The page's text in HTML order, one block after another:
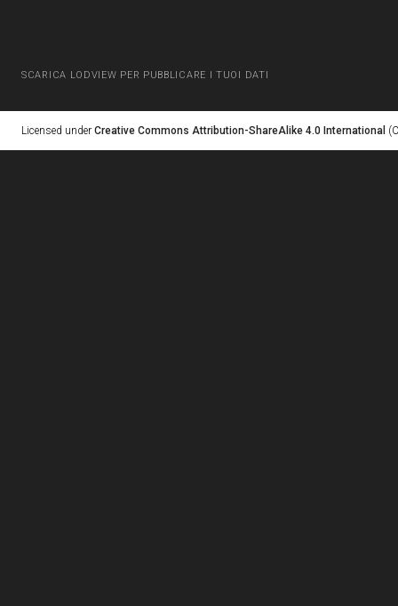
SCARICA LODVIEW PER PUBBLICARE I TUOI DATI
Licensed under Creative Commons Attribution-ShareAlike 4.0 International